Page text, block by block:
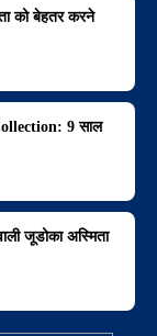
को बेहतर करने
9 साल
जूडोका अस्मिता